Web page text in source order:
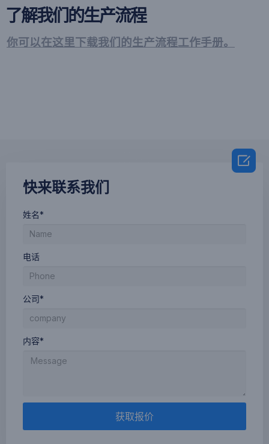
了解我们的生产流程
你可以在这里下载我们的生产流程工作手册。
快来联系我们
姓名*
电话
公司*
内容*
获取报价
